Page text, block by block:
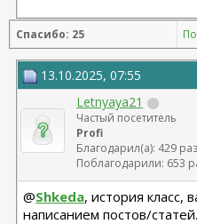
Спасибо: 25
13.10.2025, 07:55
Letnyaya21
Частый посетитель
Profi
Благодарил(а): 429
Поблагодарили: 653
@Shkeda, история класс,
написанием постов/